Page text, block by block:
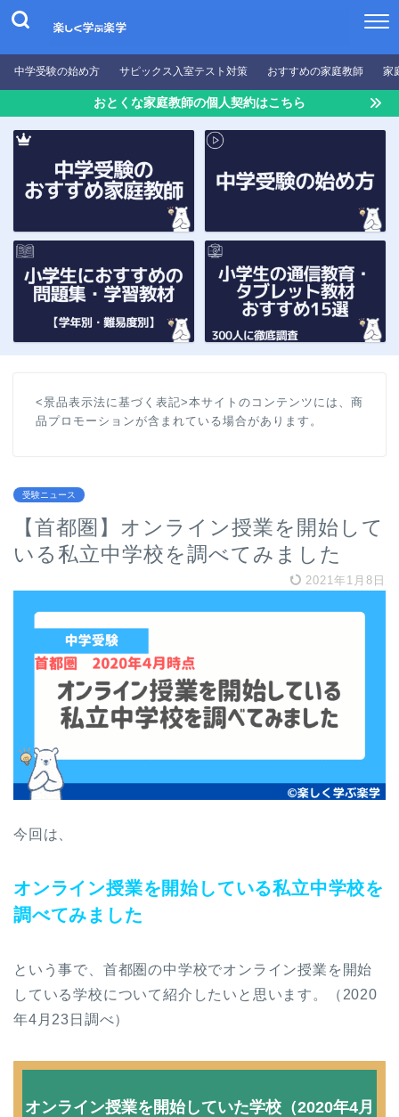
中学受験の始め方 サピックス入室テスト対策 おすすめの家庭教師 家
おとくな家庭教師の個人契約はこちら
<景品表示法に基づく表記>本サイトのコンテンツには、商
品プロモーションが含まれている場合があります。
受験ニュース
【首都圏】オンライン授業を開始して
いる私立中学校を調べてみました
2021年1月8日
今回は、
オンライン授業を開始している私立中学校を
調べてみました
という事で、首都圏の中学校でオンライン授業を開始
している学校について紹介したいと思います。（2020
年4月23日調べ）
オンライン授業を開始していた学校（2020年4月